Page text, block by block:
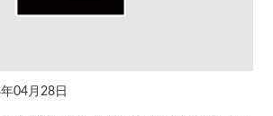
04月28日